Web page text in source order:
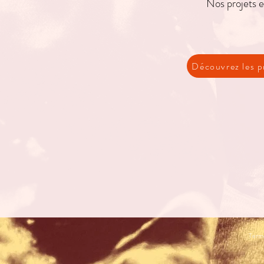
Nos projets
Découvrez les